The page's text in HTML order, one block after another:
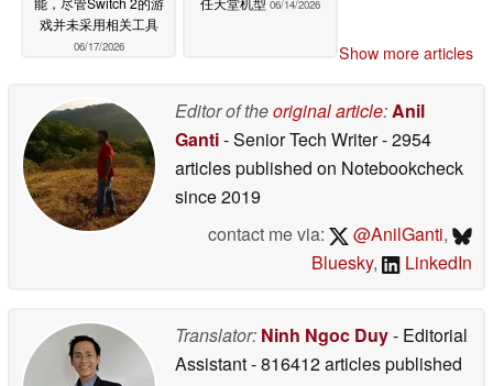
戏并未采用相关工具
06/17/2026
06/14/2026
Show more articles
Editor of theoriginal article:Anil
Ganti- Senior Tech Writer- 2954
articles published on Notebookcheck
since 2019
contact me via:
@AnilGanti,
Bluesky, LinkedIn
Translator: Ninh Ngoc Duy- Editorial
Assistant- 816412 articles published